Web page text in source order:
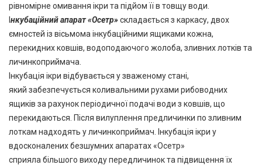
рівномірне омивання ікри та підйом її в товщу води.
нкубаційний апарат«Осетр»складається з каркасу, двох
ємностей із вісьмома інкубаційними ящиками кожна,
перекидних ковшів, водоподаючого жолоба, зливних лотків та
личинкоприймача.
Інкубація ікри відбувається у зваженому стані,
який забезпечується коливальними рухами рибоводних
ящиків за рахунок періодичної подачі води з ковшів, що
перекидаються. Після вилуплення предличинки по зливним
лоткам надходять у личинкоприймач. Інкубація ікри у
вдосконалених безшумних апаратах «Осетр»
сприяла більшого виходу передличинок та підвищення їх